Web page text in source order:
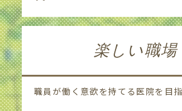
楽しい職場
職員が働く意欲を持てる医院を目指